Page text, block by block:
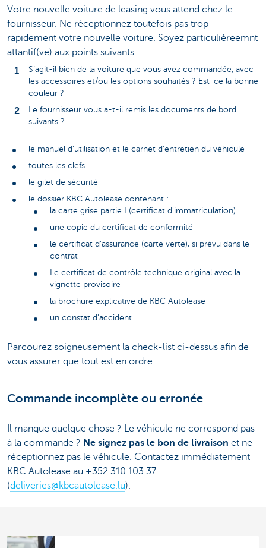
Votre nouvelle voiture de leasing vous attend chez le
fournisseur. Ne réceptionnez toutefois pas trop
rapidement votre nouvelle voiture. Soyez particulièreemnt
attantif(ve) aux points suivants:
S’agit-il bien de la voiture que vous avez commandée, avec
les accessoires et/ou les options souhaités ? Est-ce la bonne
couleur ?
Le fournisseur vous a-t-il remis les documents de bord
suivants ?
le manuel d'utilisation et le carnet d'entretien du véhicule
toutes les clefs
le gilet de sécurité
le dossier KBC Autolease contenant :
la carte grise partie I (certificat d'immatriculation)
une copie du certificat de conformité
le certificat d'assurance (carte verte), si prévu dans le
contrat
Le certificat de contrôle technique original avec la
vignette provisoire
la brochure explicative de KBC Autolease
un constat d'accident
Parcourez soigneusement la check-list ci-dessus afin de
vous assurer que tout est en ordre.
Commande incomplète ou erronée
Il manque quelque chose ? Le véhicule ne correspond pas
à la commande ? Ne signez pas le bon de livraison et ne
réceptionnez pas le véhicule. Contactez immédiatement
KBC Autolease au +352 310 103 37
(deliveries@kbcautolease.lu).